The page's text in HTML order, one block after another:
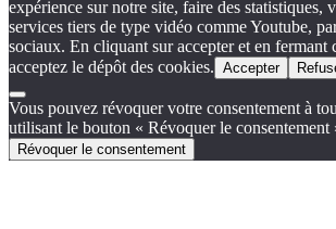
expérience sur notre site, faire des statistiques,
services tiers de type vidéo comme Youtube,
sociaux. En cliquant sur accepter et en fermant
acceptez le dépôt des cookies. Accepter
Vous pouvez révoquer votre consentement à
utilisant le bouton « Révoquer le consentement
Révoquer le consentement